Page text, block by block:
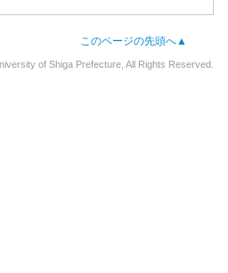
このページの先頭へ▲
of Shiga Prefecture, All Rights Reserved.